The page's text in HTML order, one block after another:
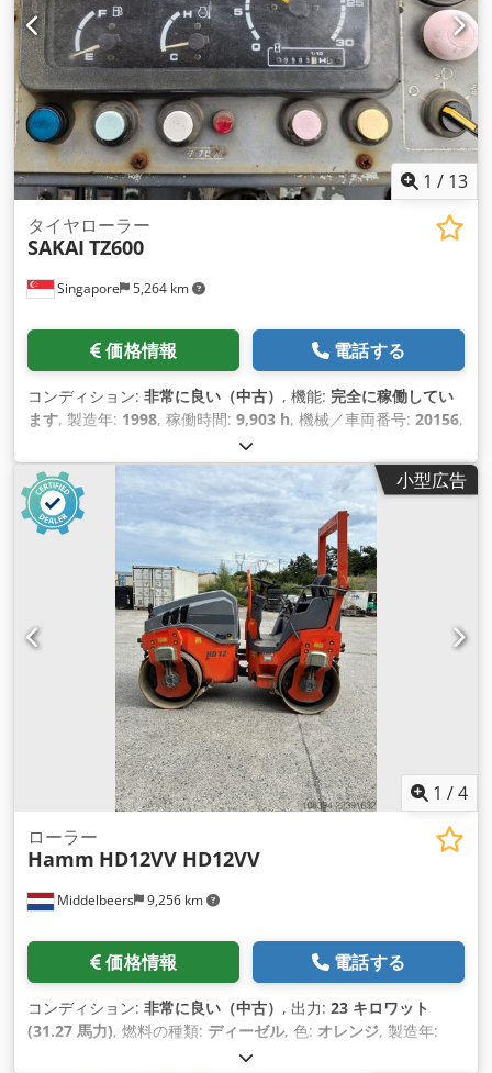
1 / 13
Singapore 5,264 km
タイヤローラー
SAKAI TZ600
価格情報 電話する
コンディション: 非常に良い（中古） , 機能: 完全に稼働してい
ます, 製造年: 1998, 稼働時間: 9,903 h, 機械／車両番号: 20156,
小型広告
1 /4
Middelbeers 9,256 km
ローラー
Hamm HD12VV HD12VV
価格情報 電話する
コンディション: 非常に良い（中古） , 出力: 23 キロワット
(31.27 馬力), 燃料の種類: ディーゼル, 色: オレンジ, 製造年: